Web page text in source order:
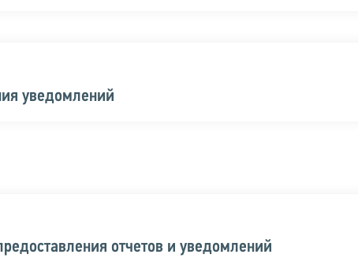
уведомлений
отчетов и уведомлений